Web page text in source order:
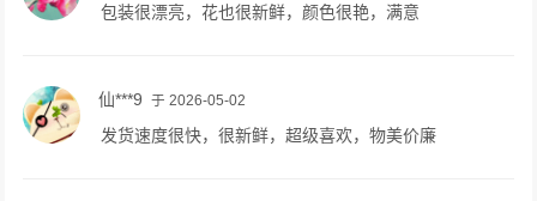
包装很漂亮，花也很新鲜，颜色很艳，满意
仙***9 于 2026-05-02
发货速度很快，很新鲜，超级喜欢，物美价廉